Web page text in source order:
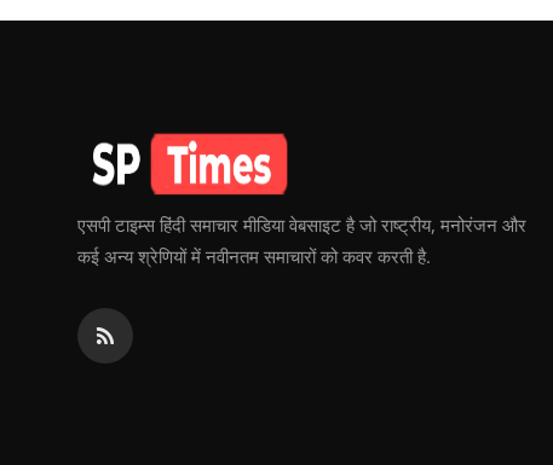
एसपी टाइम्स हिंदी समाचार मीडिया वेबसाइट है जो राष्ट्रीय, मनोरंजन और
कई अन्य श्रेणियों में नवीनतम समाचारों को कवर करती है.